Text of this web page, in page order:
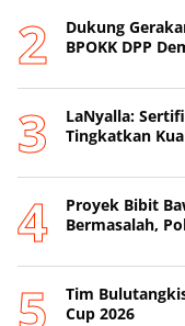
Dukung
BPOKK DPP
LaNyalla:
Tingkatkan
Proyek Bibit
Bermasalah,
Tim
Cup 2026